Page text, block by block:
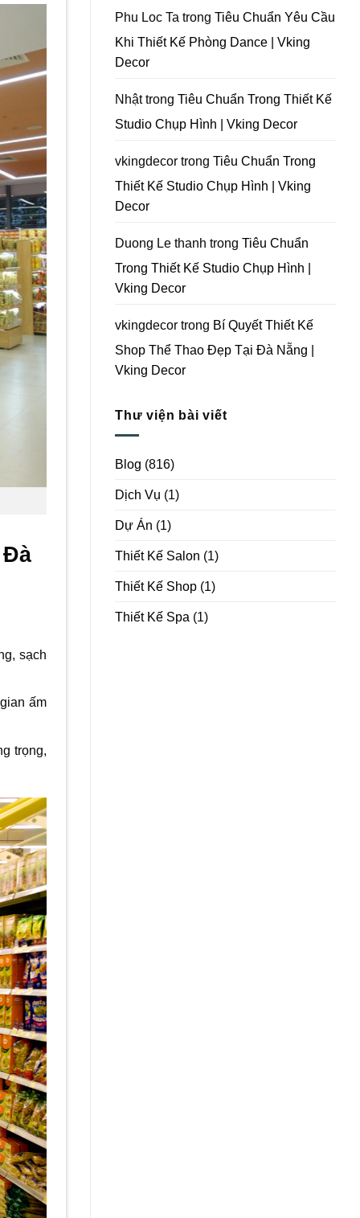
sạch
ấm
trọng,
Vking
Decor
Vking
Tránh
Khi
Kế
Tại
Đà
Nẵng
|
Phu Loc Ta trong Tiêu Chuẩn Yêu Cầu
Khi Thiết Kế Phòng Dance | Vking
Decor
Nhậttrong Tiêu Chuẩn Trong Thiết Kế
Studio Chụp Hình | Vking Decor
vkingdecor trong Tiêu Chuẩn Trong
Thiết Kế Studio Chụp Hình | Vking
Decor
Duong Le thanh trong Tiêu Chuẩn
Trong Thiết Kế Studio Chụp Hình |
Vking Decor
vkingdecor trong Bí Quyết Thiết Kế
Shop Thể Thao Đẹp Tại Đà Nẵng |
Vking Decor
Thư viện bài viết
Blog (816)
Dịch Vụ (1)
Dự Án (1)
Thiết Kế Salon (1)
Thiết Kế Shop (1)
Thiết Kế Spa (1)